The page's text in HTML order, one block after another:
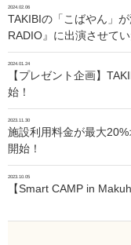
2024.02.06
TAKIBIの「こばやん」
RADIO』に出演させて
2024.01.24
【プレゼント企画】
始！
2023.11.30
施設利用料金が最大20%
開始！
2023.10.05
【Smart CAMP in